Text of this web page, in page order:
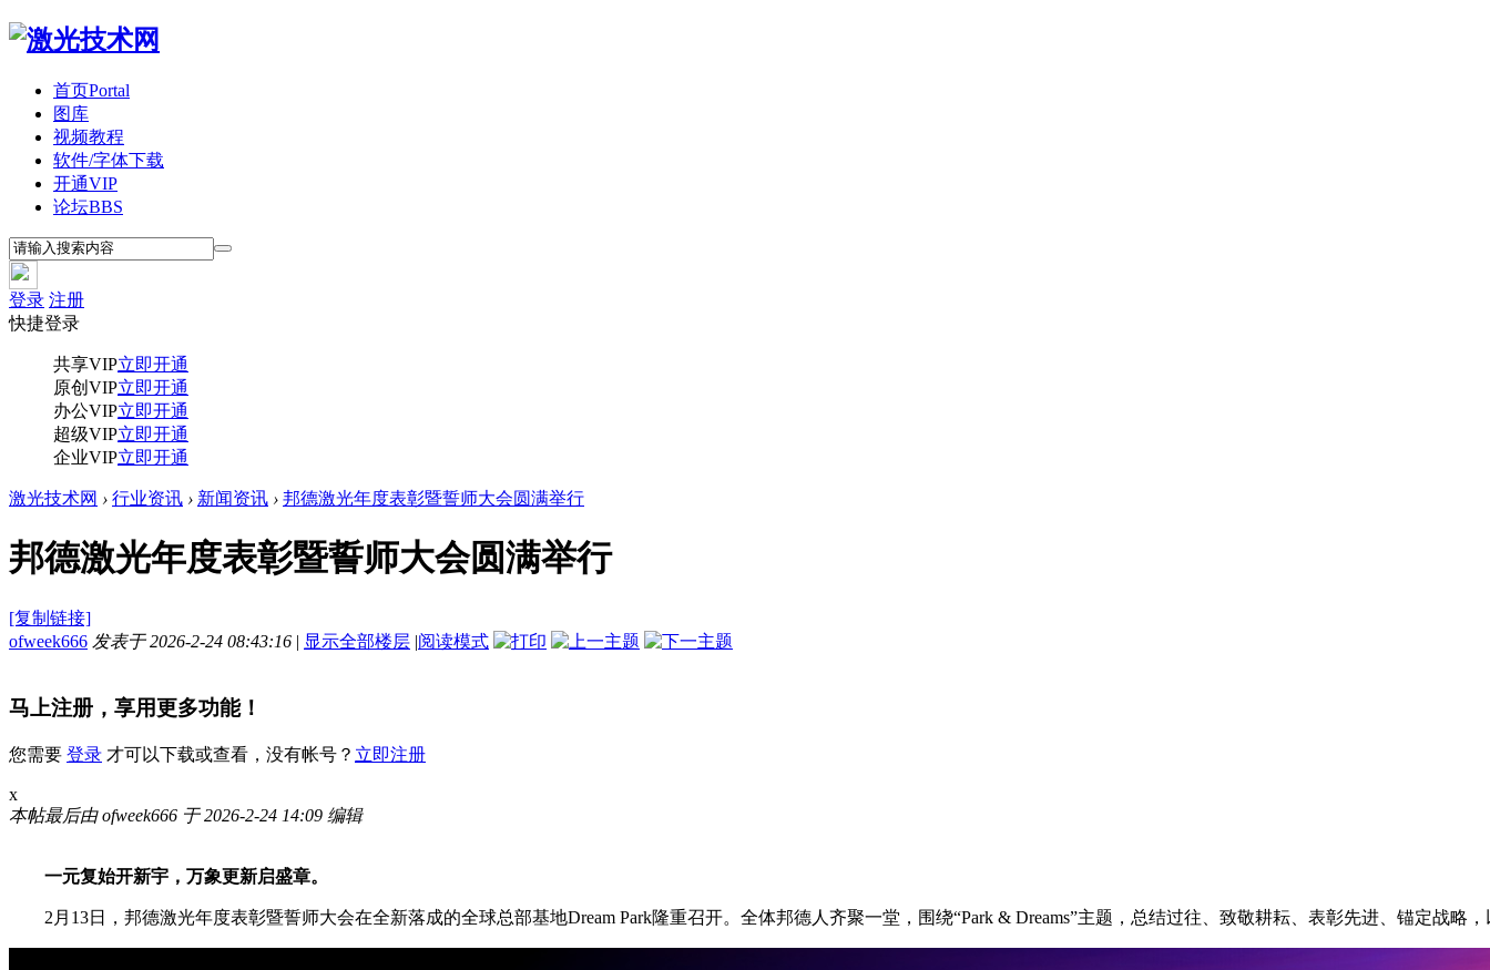
首页Portal
图库
视频教程
软件/字体下载
开通VIP
论坛BBS
登录 注册
快捷登录
共享VIP立即开通
原创VIP立即开通
办公VIP立即开通
超级VIP立即开通
企业VIP立即开通
激光技术网 › 行业资讯 › 新闻资讯 › 邦德激光年度表彰暨誓师大会圆满举行
邦德激光年度表彰暨誓师大会圆满举行
[复制链接]
ofweek666 发表于 2026-2-24 08:43:16 | 显示全部楼层 |阅读模式
马上注册，享用更多功能！
您需要 登录 才可以下载或查看，没有帐号？ 立即注册
x
本帖最后由 ofweek666 于 2026-2-24 14:09 编辑
一元复始开新宇，万象更新启盛章。
2月13日，邦德激光年度表彰暨誓师大会在全新落成的全球总部基地Dream Park隆重召开。全体邦德人齐聚一堂，围绕“Park & Dreams”主题，总结过往、致敬耕耘、表彰先进、锚定战略